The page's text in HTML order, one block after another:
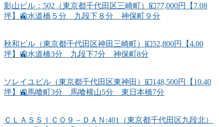
影山ビル：502（東京都千代田区三崎町）💴77,000円【7.08
坪】🚉水道橋５分 九段下８分 神保町９分
秋和ビル（東京都千代田区神田三崎町）💴52,800円【4.00
坪】🚉水道橋3分 九段下7分 神保町8分
ソレイユビル（東京都千代田区東神田）💴148,500円【10.40
坪】🚉馬喰町3分 馬喰横山5分 東日本橋7分
ＣＬＡＳＳＩＣＯ９－ＤＡＮ:401（東京都千代田区九段北）